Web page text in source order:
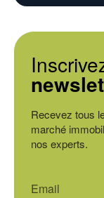
Recevez tous
marché
nos experts.